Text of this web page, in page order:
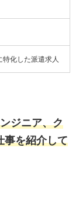
特化した派遣求人
ジニア、ク
事を紹介して